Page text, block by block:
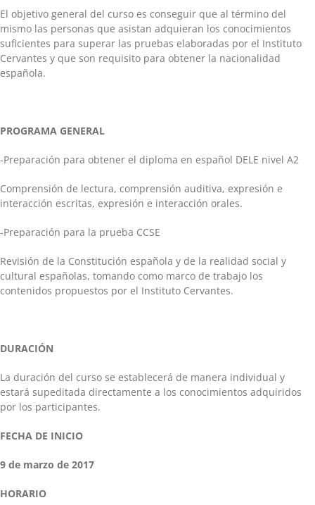
El objetivo general del curso es conseguir que al término del
mismo las personas que asistan adquieran los conocimientos
suficientes para superar las pruebas elaboradas por el Instituto
Cervantes y que son requisito para obtener la nacionalidad
española.
PROGRAMA GENERAL
-Preparación para obtener el diploma en español DELE nivel A2
Comprensión de lectura, comprensión auditiva, expresión e
interacción escritas, expresión e interacción orales.
-Preparación para la prueba CCSE
Revisión de la Constitución española y de la realidad social y
cultural españolas, tomando como marco de trabajo los
contenidos propuestos por el Instituto Cervantes.
DURACIÓN
La duración del curso se establecerá de manera individual y
estará supeditada directamente a los conocimientos adquiridos
por los participantes.
FECHA DE INICIO
9 de marzo de 2017
HORARIO